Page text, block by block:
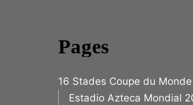
Pages
16 Stades Coupe du
Estadio Azteca Mondial